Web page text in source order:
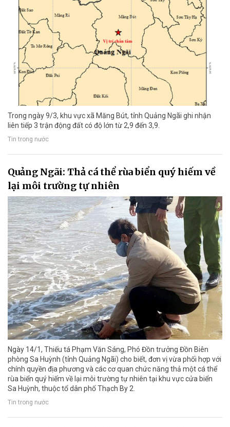
Trong ngày 9/3, khu vực xã Măng Bút, tỉnh Quảng Ngãi ghi nhận
liên tiếp 3 trận động đất có độ lớn từ 2,9 đến 3,9.
Tin trong nước
Quảng Ngãi: Thả cá thể rùa biển quý hiếm về
lại môi trường tự nhiên
Ngày 14/1, Thiếu tá Phạm Văn Sáng, Phó Đồn trưởng Đồn Biên
phòng Sa Huỳnh (tỉnh Quảng Ngãi) cho biết, đơn vị vừa phối hợp với
chính quyền địa phương và các cơ quan chức năng thả một cá thể
rùa biển quý hiếm về lại môi trường tự nhiên tại khu vực cửa biển
Sa Huỳnh, thuộc tổ dân phố Thạch By 2.
Tin trong nước